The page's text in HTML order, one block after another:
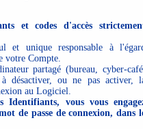
et codes d'accès
et unique responsable à
votre Compte.
partagé (bureau, cyber-
désactiver, ou ne pas activer,
au Logiciel.
vous vous
de passe de connexion, dans